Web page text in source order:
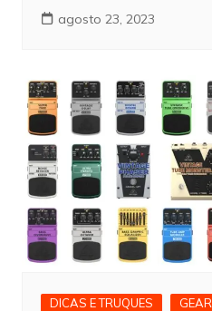
agosto 23, 2023
DICAS E TRUQUES
GEAR